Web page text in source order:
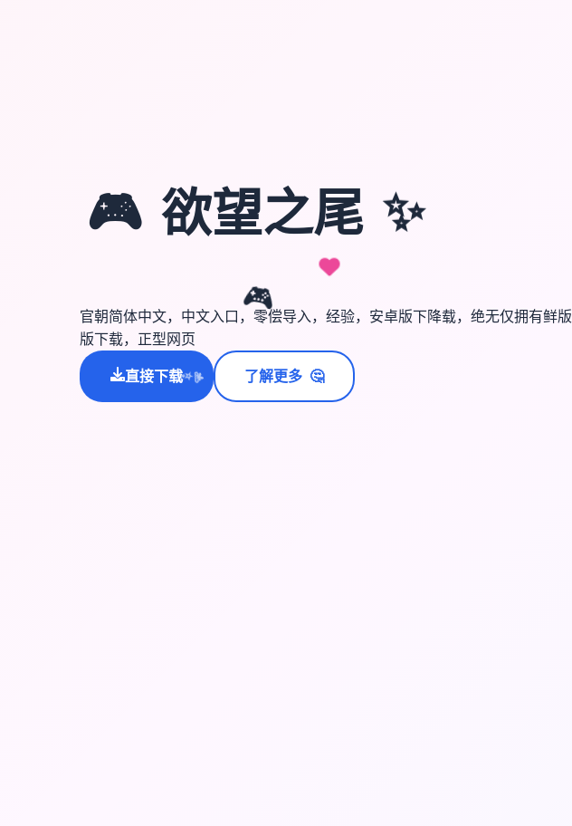
🎮
🎮 欲望之尾 ✨
官朝简体中文，中文入口，零偿导入，经验，安卓版下降载，绝无仅拥有鲜版
版下载，正型网页
直接下载
✨⭐💫 了解更多 🤔